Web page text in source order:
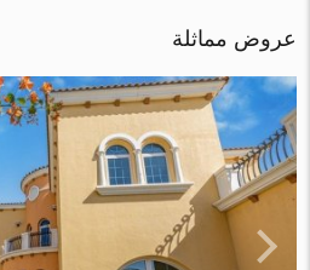
عروض مماثلة